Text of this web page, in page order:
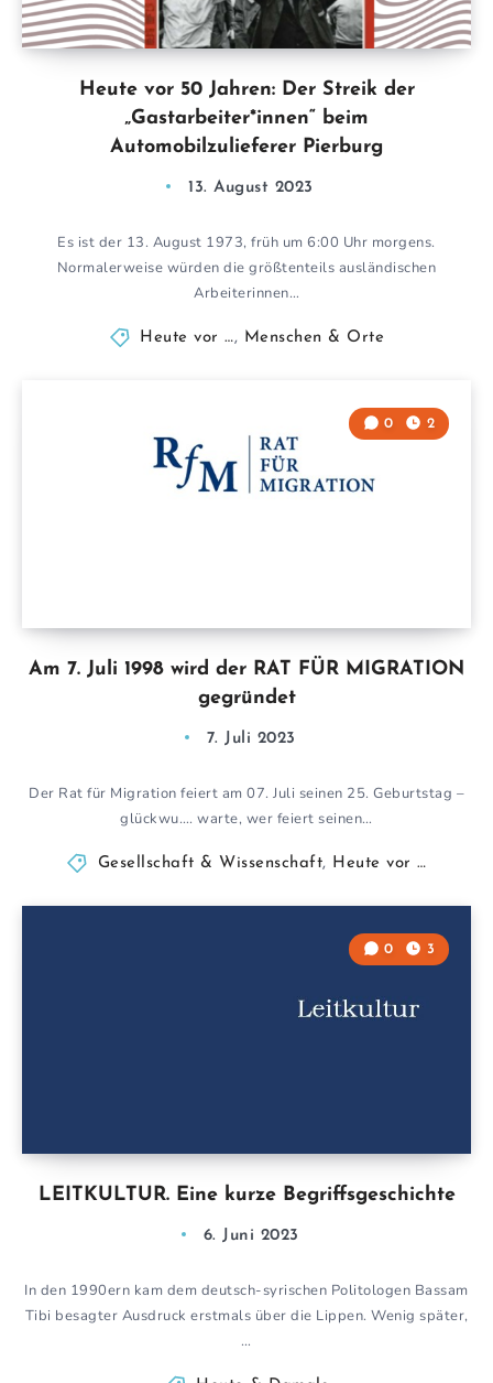
Heute vor 50 Jahren: Der Streik der
„Gastarbeiter*innen“ beim
Automobilzulieferer Pierburg
13. August 2023
Es ist der 13. August 1973, früh um 6:00 Uhr morgens.
Normalerweise würden die größtenteils ausländischen
Arbeiterinnen…
Heute vor …, Menschen & Orte
Am 7. Juli 1998 wird der RAT FÜR MIGRATION
gegründet
0 2
7. Juli 2023
Der Rat für Migration feiert am 07. Juli seinen 25. Geburtstag –
glückwu…. warte, wer feiert seinen…
Gesellschaft & Wissenschaft, Heute vor …
LEITKULTUR. Eine kurze Begriffsgeschichte
0 3
6. Juni 2023
In den 1990ern kam dem deutsch-syrischen Politologen Bassam
Tibi besagter Ausdruck erstmals über die Lippen. Wenig später,
…